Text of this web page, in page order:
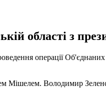
області з
операції
Мішелем. Володимир